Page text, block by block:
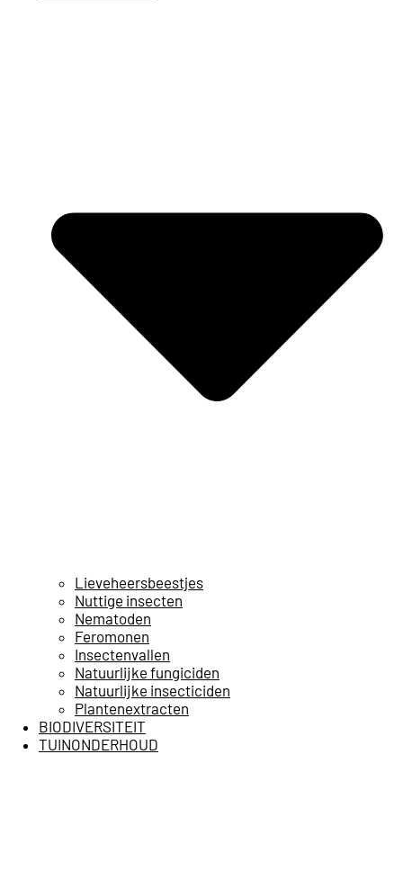
Lieveheersbeestjes
Nuttige insecten
Nematoden
Feromonen
Insectenvallen
Natuurlijke fungiciden
Natuurlijke insecticiden
Plantenextracten
BIODIVERSITEIT
TUINONDERHOUD